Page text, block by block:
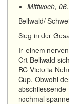
Mittwoch,
Bellwald/
Sieg in der
In einem
Ort Bellwald
RC Victoria
Cup. Obwohl
abschliessende
nochmal